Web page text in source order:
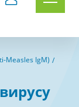
Measles IgM)